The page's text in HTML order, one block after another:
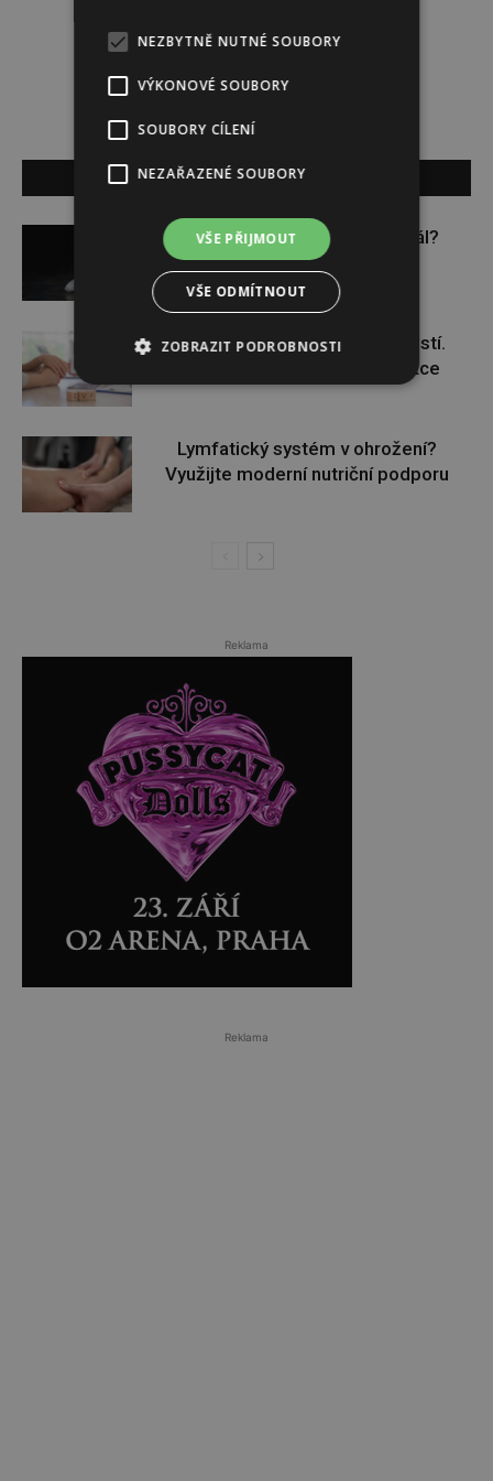
Redakce magazínu Instinkt.
SOUVISEJÍCÍ ČLÁNKY
Budou se vraždit malé děti dál?
Těhotenství není samozřejmostí.
Pomáhá asistovaná reprodukce
Lymfatický systém v ohrožení?
Využijte moderní nutriční podporu
Reklama
Reklama
NEZBYTNĚ NUTNÉ SOUBORY
VÝKONOVÉ SOUBORY
SOUBORY CÍLENÍ
NEZAŘAZENÉ SOUBORY
VŠE PŘIJMOUT
VŠE ODMÍTNOUT
ZOBRAZIT PODROBNOSTI